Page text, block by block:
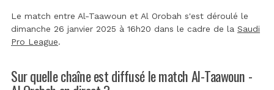
Le match entre Al-Taawoun et Al Orobah s'est déroulé le
dimanche 26 janvier 2025 à 16h20 dans le cadre de la Saudi
Pro League.
Sur quelle chaîne est diffusé le match Al-Taawoun -